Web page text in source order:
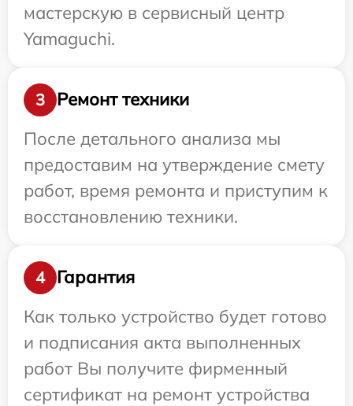
мастерскую в сервисный центр
Yamaguchi.
3
Ремонт техники
После детального анализа мы
предоставим на утверждение смету
работ, время ремонта и приступим к
восстановлению техники.
4
Гарантия
Как только устройство будет готово
и подписания акта выполненных
работ Вы получите фирменный
сертификат на ремонт устройства